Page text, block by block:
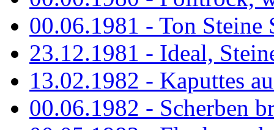
00.06.1981 - Ton Steine
23.12.1981 - Ideal,
13.02.1982 - Kaputtes
00.06.1982 - Scherben